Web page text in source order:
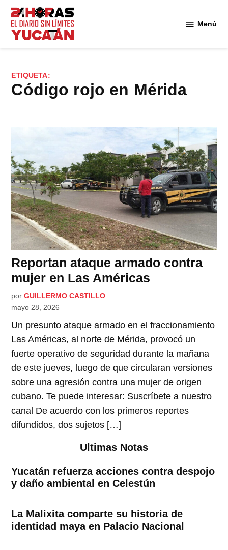
Saltar
contenido
Menú
ETIQUETA:
código rojo en Mérida
Reportan ataque armado contra
mujer en Las Américas
por GUILLERMO CASTILLO
mayo 28, 2026
Un presunto ataque armado en el fraccionamiento
Las Américas, al norte de Mérida, provocó un
fuerte operativo de seguridad durante la mañana
de este jueves, luego de que circularan versiones
sobre una agresión contra una mujer de origen
cubano. Te puede interesar: Suscríbete a nuestro
canal De acuerdo con los primeros reportes
difundidos, dos sujetos […]
Ultimas Notas
Yucatán refuerza acciones contra despojo
y daño ambiental en Celestún
La Malixita comparte su historia de
identidad maya en Palacio Nacional